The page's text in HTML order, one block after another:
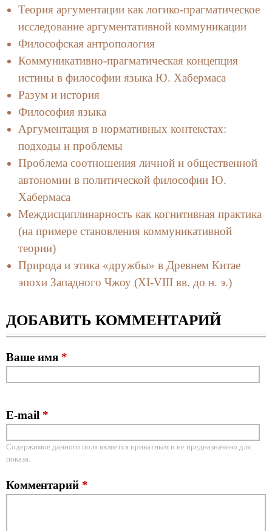
Теория аргументации как логико-прагматическое
исследование аргументативной коммуникации
Философская антропология
Коммуникативно-прагматическая концепция
истины в философии языка Ю. Хабермаса
Разум и история
Философия языка
Аргументация в нормативных контекстах:
подходы и проблемы
Проблема соотношения личной и общественной
автономии в политической философии Ю.
Хабермаса
Междисциплинарность как когнитивная практика
(на примере становления коммуникативной
теории)
Природа и этика «дружбы» в Древнем Китае
эпохи Западного Чжоу (XI-VIII вв. до н. э.)
ДОБАВИТЬ КОММЕНТАРИЙ
Ваше имя *
E-mail *
Содержимое данного поля является приватным и не предназначено для
показа.
Комментарий *